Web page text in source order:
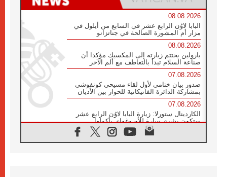
08.08.2026
البابا لاوُن الرابع عشر في السابع من أيلول في
مزار أم المشورة الصالحة في جناتزانو
08.08.2026
بارولين يختتم زيارته إلى المكسيك مؤكدا أن
صناعة السلام تبدأ بالتعاطف مع ألم الآخر
07.08.2026
صدور بيان ختامي لأول لقاء مسيحي كونفوشي
بمشاركة الدائرة الفاتيكانية للحوار بين الأديان
07.08.2026
الكاردينال ستورلا: زيارة البابا لاوُن الرابع عشر
ستكون بشرى سارة للأوروغواي بأكملها
الفاتيكان يعلن برنامج الزيارة الرسولية للبابا لاوُن